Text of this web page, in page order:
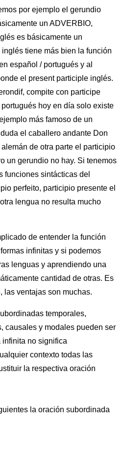
por ejemplo el gerundio
un ADVERBIO,
es básicamente un
tiene más bien la función
español / portugués y al
el present participle inglés.
compite con participe
hoy en día solo existe
más famoso de un
el caballero andante Don
de otra parte el participio
un gerundio no hay. Si tenemos
funciones sintácticas del
perfeito, participio presente el
lengua no resulta mucho
de entender la función
infinitas y si podemos
lenguas y aprendiendo una
cantidad de otras. Es
las ventajas son muchas.
temporales,
causales y modales pueden ser
infinita no significa
contexto todas las
la respectiva oración
la oración subordinada